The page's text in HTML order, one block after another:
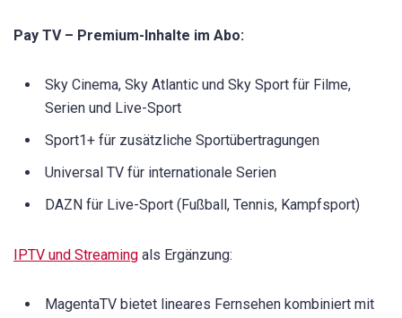
Pay TV – Premium-Inhalte im Abo:
Sky Cinema, Sky Atlantic und Sky Sport für Filme,
Serien und Live-Sport
Sport1+ für zusätzliche Sportübertragungen
Universal TV für internationale Serien
DAZN für Live-Sport (Fußball, Tennis, Kampfsport)
IPTV und Streaming als Ergänzung:
MagentaTV bietet lineares Fernsehen kombiniert mit